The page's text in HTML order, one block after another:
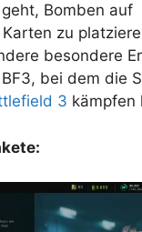
Bomben auf
zu
besondere
bei dem die
3 kämpfen